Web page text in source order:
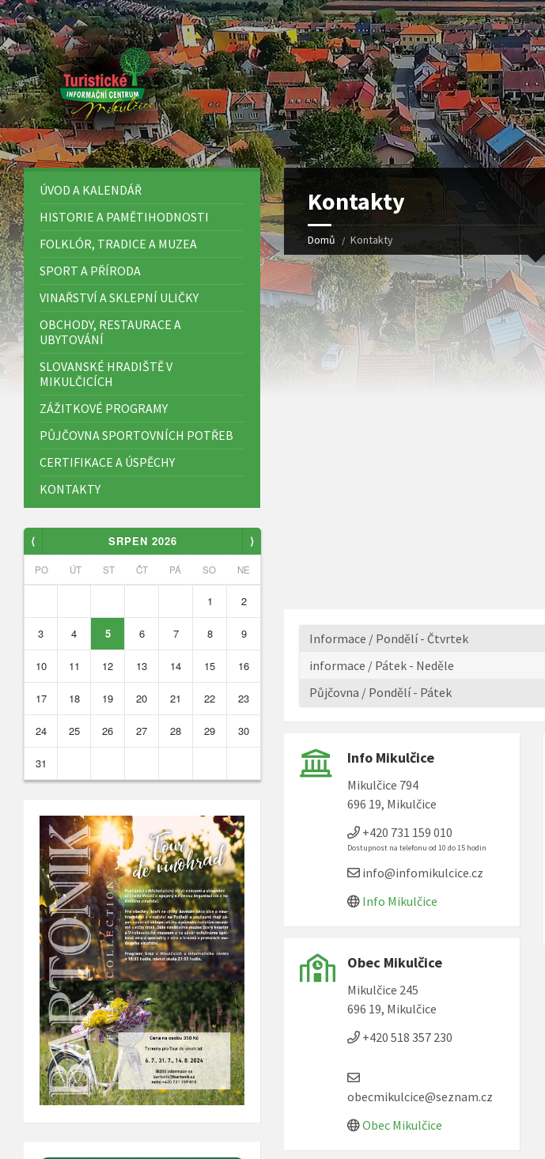
Kontakty
Domů Kontakty
Informace / Pondělí - Čtvrtek
informace / Pátek - Neděle
Půjčovna / Pondělí - Pátek
Info Mikulčice
Mikulčice 794
696 19, Mikulčice
+420 731 159 010
Dostupnost na telefonu od 10 do 15 hodin
info@infomikulcice.cz
Info Mikulčice
Obec Mikulčice
Mikulčice 245
696 19, Mikulčice
+420 518 357 230
obecmikulcice@seznam.cz
Obec Mikulčice
ÚVOD A KALENDÁŘ
HISTORIE A PAMĚTIHODNOSTI
FOLKLÓR, TRADICE A MUZEA
SPORT A PŘÍRODA
VINAŘSTVÍ A SKLEPNÍ ULIČKY
OBCHODY, RESTAURACE A
UBYTOVÁNÍ
SLOVANSKÉ HRADIŠTĚ V
MIKULČICÍCH
ZÁŽITKOVÉ PROGRAMY
PŮJČOVNA SPORTOVNÍCH POTŘEB
CERTIFIKACE A ÚSPĚCHY
KONTAKTY
⟨ SRPEN 2026 ⟩
PO ÚT ST ČT PÁ SO NE
1 2
3 4 5 6 7 8 9
10 11 12 13 14 15 16
17 18 19 20 21 22 23
24 25 26 27 28 29 30
31